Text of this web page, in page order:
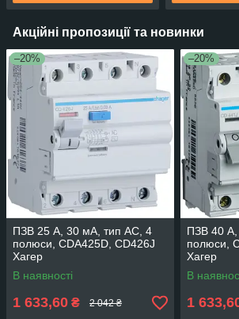
Акційні пропозиції та новинки
–20%
ПЗВ 25 A, 30 мA, тип AC, 4
полюси, CDA425D, CD426J
Хагер
В наявності
1 633,60 ₴ 2 042 ₴
–20%
ПЗВ 40
полюси,
Хагер
В
1